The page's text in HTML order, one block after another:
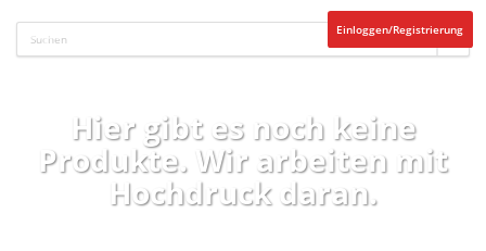
Einloggen/Registrierung
Hier gibt es noch keine
Produkte. Wir arbeiten mit
Hochdruck daran.